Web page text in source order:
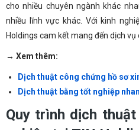
cho nhiều chuyên ngành khác
nhiều lĩnh vực khác. Với kinh
Holdings cam kết mang đến dịch vụ
→ Xem thêm:
Dịch thuật công chứng hồ sơ
Dịch thuật bằng tốt nghiệp
Quy trình dịch